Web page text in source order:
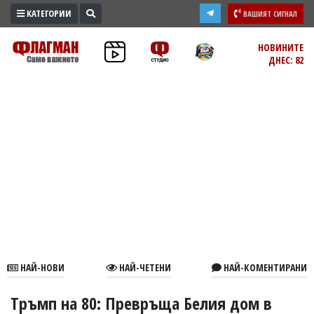
ПРОМО
ЗОНА
В
КАТЕГОРИИ ВАШИЯТ СИГНАЛ
НОВИНИТЕ
ДНЕС: 82
НАЙ-НОВИ НАЙ-ЧЕТЕНИ НАЙ-КОМЕНТИРАНИ
Тръмп на 80: Превръща Белия дом в